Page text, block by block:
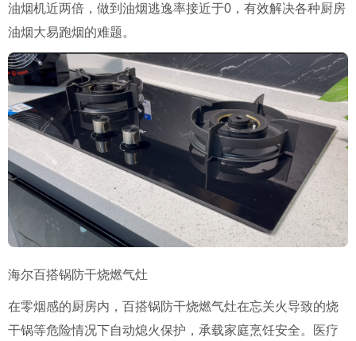
油烟机近两倍，做到油烟逃逸率接近于0，有效解决各种厨房
油烟大易跑烟的难题。
海尔百搭锅防干烧燃气灶
在零烟感的厨房内，百搭锅防干烧燃气灶在忘关火导致的烧
干锅等危险情况下自动熄火保护，承载家庭烹饪安全。医疗